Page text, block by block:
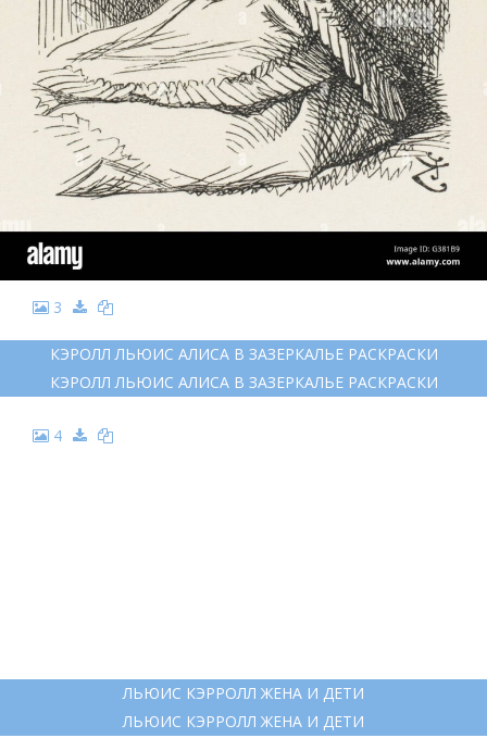
3
КЭРОЛЛ ЛЬЮИС АЛИСА В ЗАЗЕРКАЛЬЕ РАСКРАСКИ
КЭРОЛЛ ЛЬЮИС АЛИСА В ЗАЗЕРКАЛЬЕ РАСКРАСКИ
4
ЛЬЮИС КЭРРОЛЛ ЖЕНА И ДЕТИ
ЛЬЮИС КЭРРОЛЛ ЖЕНА И ДЕТИ